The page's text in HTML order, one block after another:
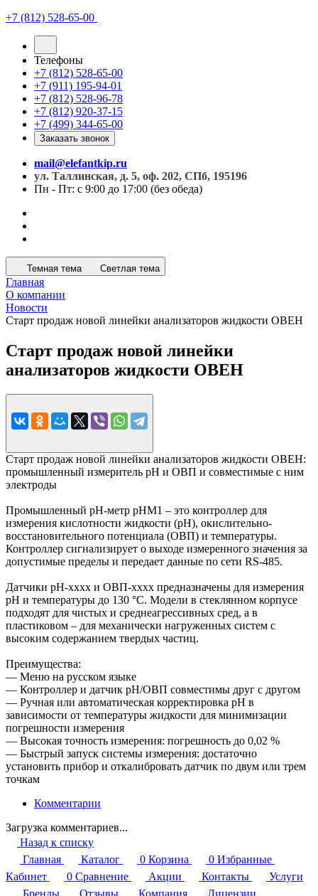
+7 (812) 528-65-00
Телефоны
+7 (812) 528-65-00
+7 (911) 195-94-01
+7 (812) 528-96-78
+7 (812) 920-37-15
+7 (499) 344-65-00
Заказать звонок
mail@elefantkip.ru
ул. Таллинская, д. 5, оф. 202, СПб, 195196
Пн - Пт: с 9:00 до 17:00 (без обеда)
Темная тема Светлая тема
Главная
О компании
Новости
Старт продаж новой линейки анализаторов жидкости ОВЕН
Старт продаж новой линейки
анализаторов жидкости ОВЕН
Старт продаж новой линейки анализаторов жидкости ОВЕН:
промышленный измеритель рН и ОВП и совместимые с ним
электроды
Промышленный pH-метр pHM1 – это контроллер для
измерения кислотности жидкости (pH), окислительно-
восстановительного потенциала (ОВП) и температуры.
Контроллер сигнализирует о выходе измеренного значения за
допустимые пределы и передает данные по сети RS-485.
Датчики рН-хххх и ОВП-хххх предназначены для измерения
pH и температуры до 130 °C. Модели в стеклянном корпусе
подходят для чистых и среднеагрессивных сред, а в
пластиковом – для механически нагруженных систем с
высоким содержанием твердых частиц.
Преимущества:
— Меню на русском языке
— Контроллер и датчик рН/ОВП совместимы друг с другом
— Ручная или автоматическая корректировка pH в
зависимости от температуры жидкости для минимизации
погрешности измерения
— Высокая точность измерения: погрешность до 0,02 %
— Быстрый запуск системы измерения: достаточно
установить прибор и откалибровать датчик по двум или трем
точкам
Комментарии
Загрузка комментариев...
Назад к списку
Главная
Каталог 0 Корзина 0 Избранные
Кабинет
0 Сравнение Акции Контакты
Услуги
Бренды
Отзывы Компания
Лицензии